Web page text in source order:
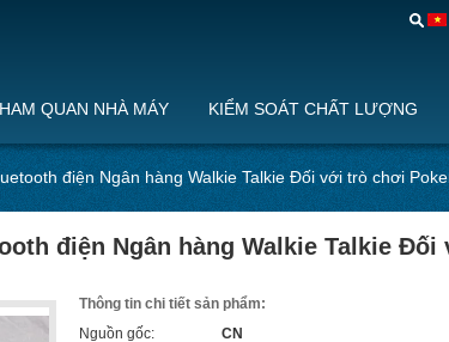
QUAN NHÀ MÁY KIỂM SOÁT CHẤT LƯỢNG
điện Ngân hàng Walkie Talkie Đối với trò chơi
điện Ngân hàng Walkie Talkie Đối
Thông tin chi tiết sản phẩm:
Nguồn gốc:
CN